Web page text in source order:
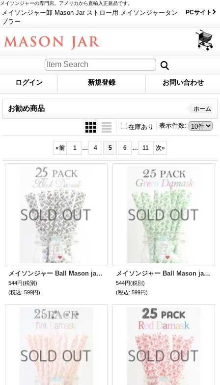
メイソンジャーの専門店。アメリカから直輸入正規品です。
メイソンジャー卸 Mason Jar ストロー用 メイソンジャータン
ブラー
PCサイト
ログイン 新規登録 お問い合わせ
お勧め商品 ホーム
表示件数:
在庫あり
«前 1 ... 4 5 6 ... 11 次»
メイソンジャー Ball Mason jar タンブラー エコ 再生可能 紙ストロー25本入り サーキュラーエコノミー Black Damask
544円(税別)
(税込: 599円)
メイソンジャー Ball Mason jar タンブラー エコ 再生可能 紙ストロー25本入り サーキュラーエコノミー Green Damask
544円(税別)
(税込: 599円)